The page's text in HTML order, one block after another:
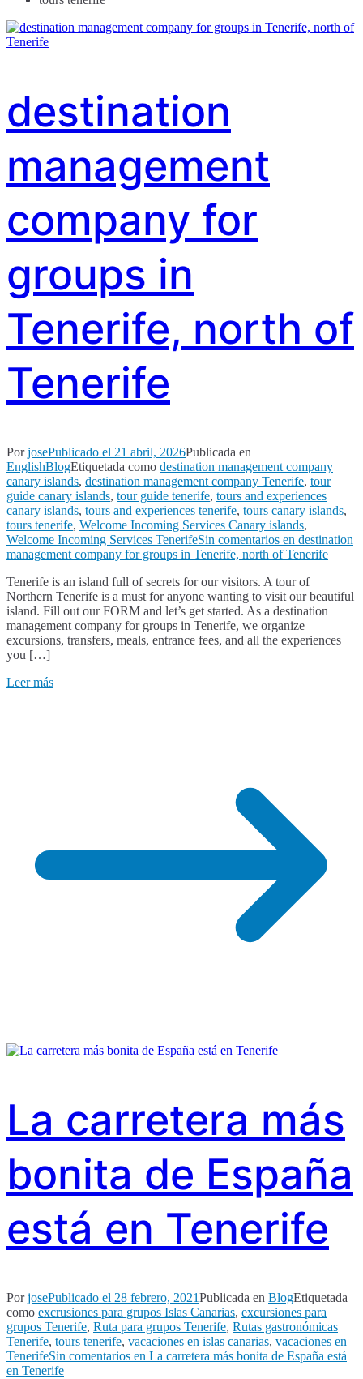
destination
management
company for
groups in
Tenerife, north of
Tenerife
PorjosePublicado el 21 abril, 2026Publicada en
EnglishBlogEtiquetada como destination management company
canary islands, destination management company Tenerife, tour
guide canary islands, tour guide tenerife, tours and experiences
canary islands, tours and experiences tenerife, tours canary islands,
tours tenerife, Welcome Incoming Services Canary islands,
Welcome Incoming Services TenerifeSin comentarios en destination
management company for groups in Tenerife, north of Tenerife
Tenerife is an island full of secrets for our visitors. A tour of
Northern Tenerife is a must for anyone wanting to visit our beautiful
island. Fill out our FORM and let’s get started. As a destination
management company for groups in Tenerife, we organize
excursions, transfers, meals, entrance fees, and all the experiences
you […]
Leer más
La carretera más
bonita de España
está en Tenerife
PorjosePublicado el 28 febrero, 2021Publicada en BlogEtiquetada
como excrusiones para grupos Islas Canarias, excursiones para
grupos Tenerife, Ruta para grupos Tenerife, Rutas gastronómicas
Tenerife, tours tenerife, vacaciones en islas canarias, vacaciones en
TenerifeSin comentarios en La carretera más bonita de España está
en Tenerife